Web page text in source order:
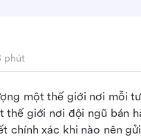
phút
một thế giới nơi mỗi
thế giới nơi đội ngũ bán
chính xác khi nào nên